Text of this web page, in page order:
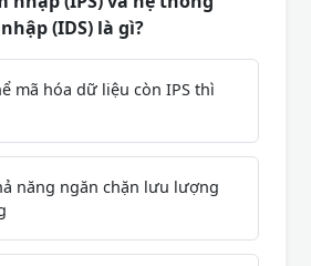
(IDS) là gì?
mã hóa dữ liệu còn IPS thì
năng ngăn chặn lưu lượng